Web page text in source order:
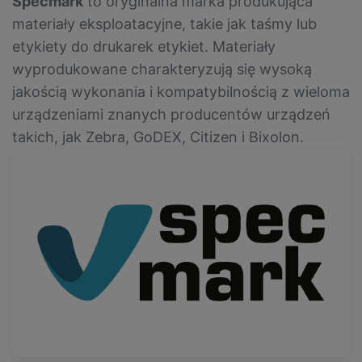
materiały eksploatacyjne, takie jak taśmy lub
etykiety do drukarek etykiet. Materiały
wyprodukowane charakteryzują się wysoką
jakością wykonania i kompatybilnością z wieloma
urządzeniami znanych producentów urządzeń
takich, jak Zebra, GoDEX, Citizen i Bixolon.